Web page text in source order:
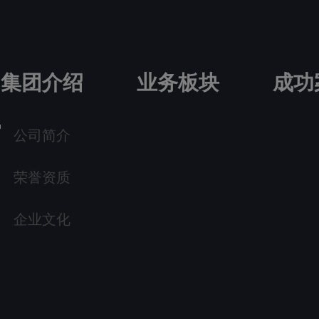
集团介绍
公司简介
荣誉资质
企业文化
业务板块 成